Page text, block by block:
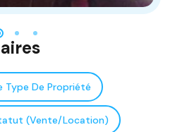
Type De Propriété
(Vente/Location)